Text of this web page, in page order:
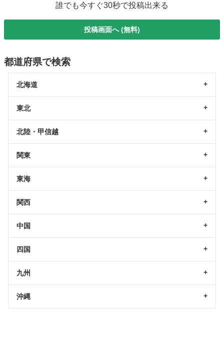
誰でも今すぐ30秒で投稿出来る
投稿画面へ (無料)
都道府県で検索
北海道
東北
北陸・甲信越
関東
東海
関西
中国
四国
九州
沖縄